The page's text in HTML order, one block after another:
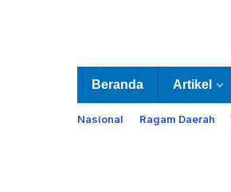
Beranda Artikel
Nasional Ragam Daerah